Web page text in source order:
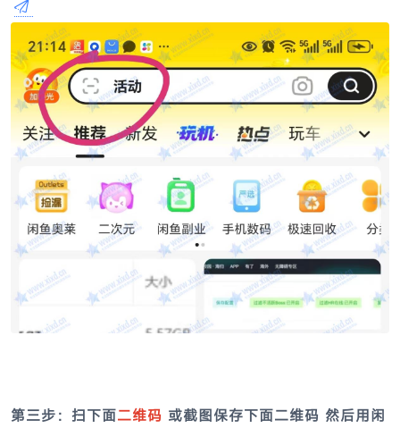
第三步： 扫下面二维码 或截图保存下面二维码 然后用闲